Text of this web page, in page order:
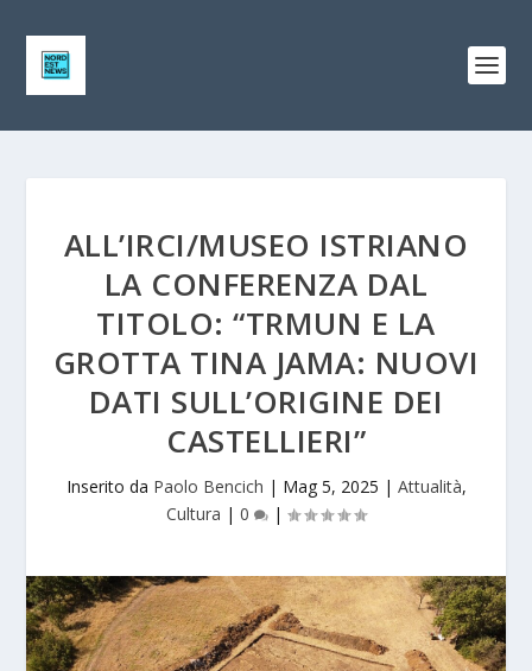
ALL’IRCI/MUSEO ISTRIANO
LA CONFERENZA DAL
TITOLO: “TRMUN E LA
GROTTA TINA JAMA: NUOVI
DATI SULL’ORIGINE DEI
CASTELLIERI”
Inserito da Paolo Bencich | Mag 5, 2025 | Attualità,
Cultura | 0 |